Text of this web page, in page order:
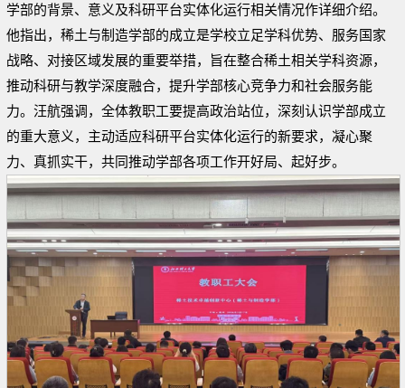
学部的背景、意义及科研平台实体化运行相关情况作详细介绍。
他指出，稀土与制造学部的成立是学校立足学科优势、服务国家
战略、对接区域发展的重要举措，旨在整合稀土相关学科资源，
推动科研与教学深度融合，提升学部核心竞争力和社会服务能
力。汪航强调，全体教职工要提高政治站位，深刻认识学部成立
的重大意义，主动适应科研平台实体化运行的新要求，凝心聚
力、真抓实干，共同推动学部各项工作开好局、起好步。